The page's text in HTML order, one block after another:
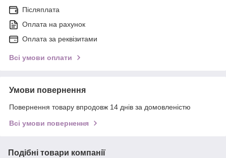
Післяплата
Оплата на рахунок
Оплата за реквізитами
Всі умови оплати
Умови повернення
Повернення товару впродовж 14 днів за домовленістю
Всі умови повернення
Подібні товари компанії